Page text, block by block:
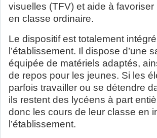
visuelles (TFV) et aide à favoriser
en classe ordinaire.
Le dispositif est totalement
l’établissement. Il dispose d’une
équipée de matériels adaptés,
de repos pour les jeunes. Si les
parfois travailler ou se détendre
ils restent des lycéens à part
donc les cours de leur classe en
l’établissement.